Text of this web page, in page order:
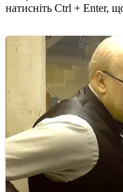
натисніть Ctrl + Enter,